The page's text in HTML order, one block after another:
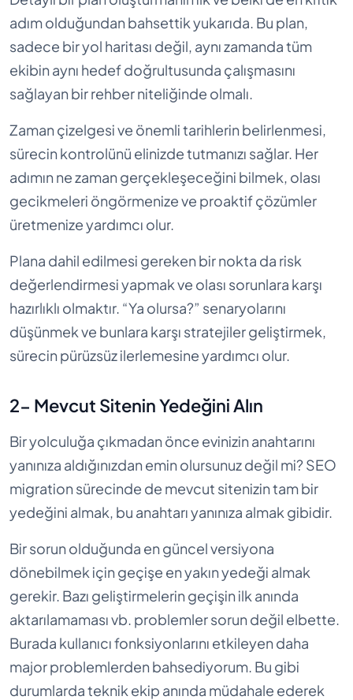
adım olduğundan bahsettik yukarıda. Bu plan,
sadece bir yol haritası değil, aynı zamanda tüm
ekibin aynı hedef doğrultusunda çalışmasını
sağlayan bir rehber niteliğinde olmalı.
Zaman çizelgesi ve önemli tarihlerin belirlenmesi,
sürecin kontrolünü elinizde tutmanızı sağlar. Her
adımın ne zaman gerçekleşeceğini bilmek, olası
gecikmeleri öngörmenize ve proaktif çözümler
üretmenize yardımcı olur.
Plana dahil edilmesi gereken bir nokta da risk
değerlendirmesi yapmak ve olası sorunlara karşı
hazırlıklı olmaktır. “Ya olursa?” senaryolarını
düşünmek ve bunlara karşı stratejiler geliştirmek,
sürecin pürüzsüz ilerlemesine yardımcı olur.
2- Mevcut Sitenin Yedeğini Alın
Bir yolculuğa çıkmadan önce evinizin anahtarını
yanınıza aldığınızdan emin olursunuz değil mi? SEO
migration sürecinde de mevcut sitenizin tam bir
yedeğini almak, bu anahtarı yanınıza almak gibidir.
Bir sorun olduğunda en güncel versiyona
dönebilmek için geçişe en yakın yedeği almak
gerekir. Bazı geliştirmelerin geçişin ilk anında
aktarılamaması vb. problemler sorun değil elbette.
Burada kullanıcı fonksiyonlarını etkileyen daha
major problemlerden bahsediyorum. Bu gibi
durumlarda teknik ekip anında müdahale ederek